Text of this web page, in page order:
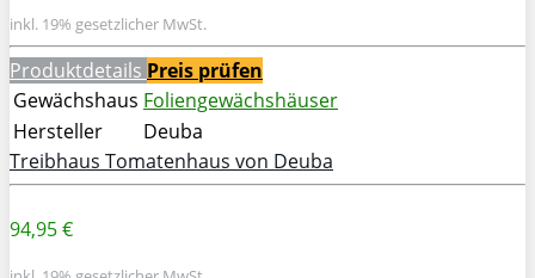
inkl. 19% gesetzlicher MwSt.
Produktdetails Preis prüfen
Gewächshaus Foliengewächshäuser
Hersteller
Deuba
Treibhaus Tomatenhaus von Deuba
94,95 €